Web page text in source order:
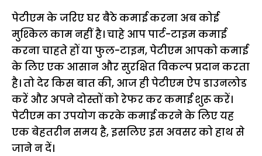
पेटीएम के जरिए घर बैठे कमाई करना अब कोई
मुश्किल काम नहीं है। चाहे आप पार्ट-टाइम कमाई
करना चाहते हों या फुल-टाइम, पेटीएम आपको कमाई
के लिए एक आसान और सुरक्षित विकल्प प्रदान करता
है। तो देर किस बात की, आज ही पेटीएम ऐप डाउनलोड
करें और अपने दोस्तों को रेफर कर कमाई शुरू करें।
पेटीएम का उपयोग करके कमाई करने के लिए यह
एक बेहतरीन समय है, इसलिए इस अवसर को हाथ से
जाने न दें।